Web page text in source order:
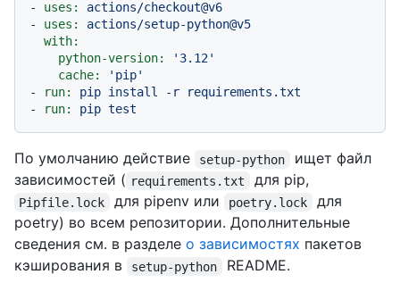
-
uses:
actions/checkout@v6
-
uses:
actions/setup-python@v5
with:
python-version:
'3.12'
cache:
'pip'
-
run: pip install -r
requirements.txt
-
run: pip test
По умолчанию действие setup-python
ищет файл
зависимостей ( requirements.txt для pip,
Pipfile.lock для pipenv или poetry.lock
для
poetry) во всем репозитории. Дополнительные
сведения см. в разделе о зависимостях пакетов
кэширования в
setup-python
README.